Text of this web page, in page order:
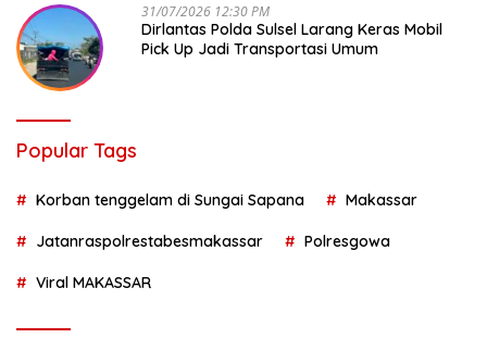
31/07/2026 12:30 PM
Dirlantas Polda Sulsel Larang Keras Mobil
Pick Up Jadi Transportasi Umum
Popular Tags
Korban tenggelam di Sungai Sapana Makassar
Jatanraspolrestabesmakassar Polresgowa
Viral MAKASSAR